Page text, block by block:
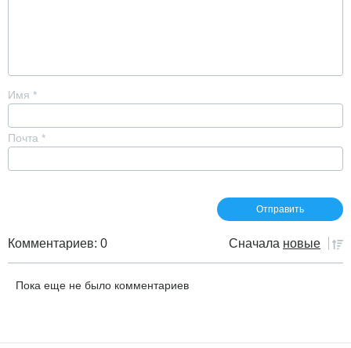
Имя *
Почта *
Комментариев: 0 Сначала новые
Пока еще не было комментариев